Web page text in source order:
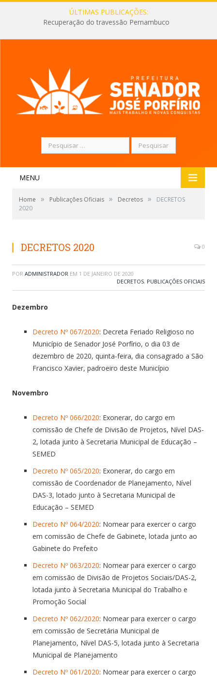
ÚLTIMAS PUBLICAÇÕES:
Recuperação do travessão Pernambuco
Pesquisar
por:
MENU
Home » Publicações Oficiais » Decretos »
DECRETOS
2020
DECRETOS 2020 0
POR ADMINISTRADOR EM 1 DE JANEIRO DE 2020
DECRETOS, PUBLICAÇÕES OFICIAIS
Dezembro
Decreto Nº 067/2020: Decreta Feriado Religioso no
Município de Senador José Porfírio, o dia 03 de
dezembro de 2020, quinta-feira, dia consagrado a São
Francisco Xavier, padroeiro deste Município
Novembro
Decreto Nº 066/2020: Exonerar, do cargo em
comissão de Chefe de Divisão de Projetos, Nível DAS-
2, lotada junto à Secretaria Municipal de Educação –
SEMED
Decreto Nº 065/2020: Exonerar, do cargo em
comissão de Coordenador de Planejamento, Nível
DAS-3, lotado junto à Secretaria Municipal de
Educação – SEMED
Decreto Nº 064/2020: Nomear para exercer o cargo
em comissão de Chefe de Gabinete, lotada junto ao
Gabinete do Prefeito
Decreto Nº 063/2020: Nomear para exercer o cargo
em comissão de Divisão de Projetos Sociais/DAS-2,
lotada junto à Secretaria Municipal do Trabalho e
Promoção Social
Decreto Nº 062/2020: Nomear para exercer o cargo
em comissão de Secretária Municipal de
Planejamento, Nível DAS-5, lotada junto à Secretaria
Municipal de Planejamento
Decreto Nº 061/2020: Nomear para exercer o cargo